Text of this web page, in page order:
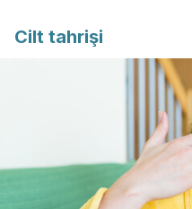
Cilt tahrişi